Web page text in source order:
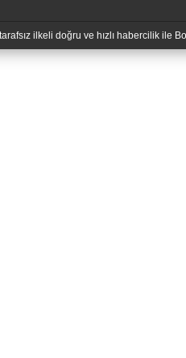
ilkeli doğru ve hızlı habercilik ile